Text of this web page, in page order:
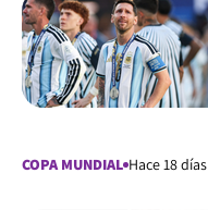
COPA MUNDIAL Hace 18 días